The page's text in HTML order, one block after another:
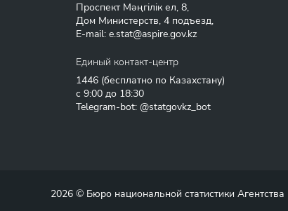
Проспект Мәңгілік ел, 8,
Дом Министерств, 4 подъезд,
E-mail: e.stat@aspire.gov.kz
Единый контакт-центр
1446 (бесплатно по Казахстану)
с 9:00 до 18:30
Telegram-bot: @statgovkz_bot
2026 © Бюро национальной статистики